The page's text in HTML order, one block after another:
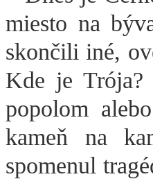
miesto na
skončili iné,
Kde je Trója?
popolom
kameň na
spomenul